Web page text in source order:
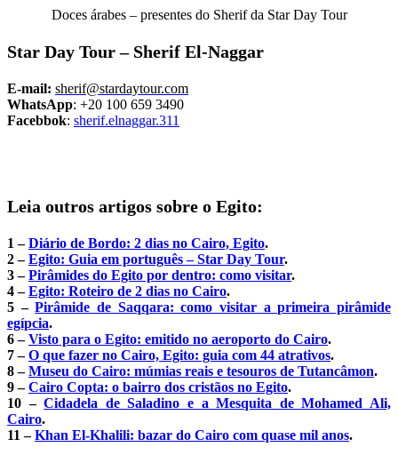
Doces árabes – presentes do Sherif da Star Day Tour
Star Day Tour – Sherif El-Naggar
E-mail: sherif@stardaytour.com
WhatsApp: +20 100 659 3490
Facebbok: sherif.elnaggar.311
Leia outros artigos sobre o Egito:
1 –Diário de Bordo: 2 dias no Cairo, Egito.
2 –Egito: Guia em português – Star Day Tour.
3 –Pirâmides do Egito por dentro: como visitar.
4 –Egito: Roteiro de 2 dias no Cairo.
5 –Pirâmide de Saqqara: como visitar a primeira pirâmide
egípcia.
6 –Visto para o Egito: emitido no aeroporto do Cairo.
7 –O que fazer no Cairo, Egito: guia com 44 atrativos.
8 –Museu do Cairo: múmias reais e tesouros de Tutancâmon.
9 –Cairo Copta: o bairro dos cristãos no Egito.
10 –Cidadela de Saladino e a Mesquita de Mohamed Ali,
Cairo.
11 –Khan El-Khalili: bazar do Cairo com quase mil anos.